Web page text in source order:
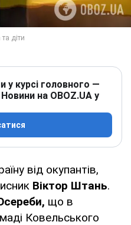
у курсі головного —
на OBOZ.UA у
від окупантів,
Віктор Штань.
що в
Ковельського